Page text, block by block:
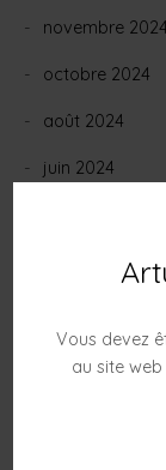
Vous devez
au site
novembre 2024
octobre 2024
août 2024
juin 2024
février 2024
décembre 2023